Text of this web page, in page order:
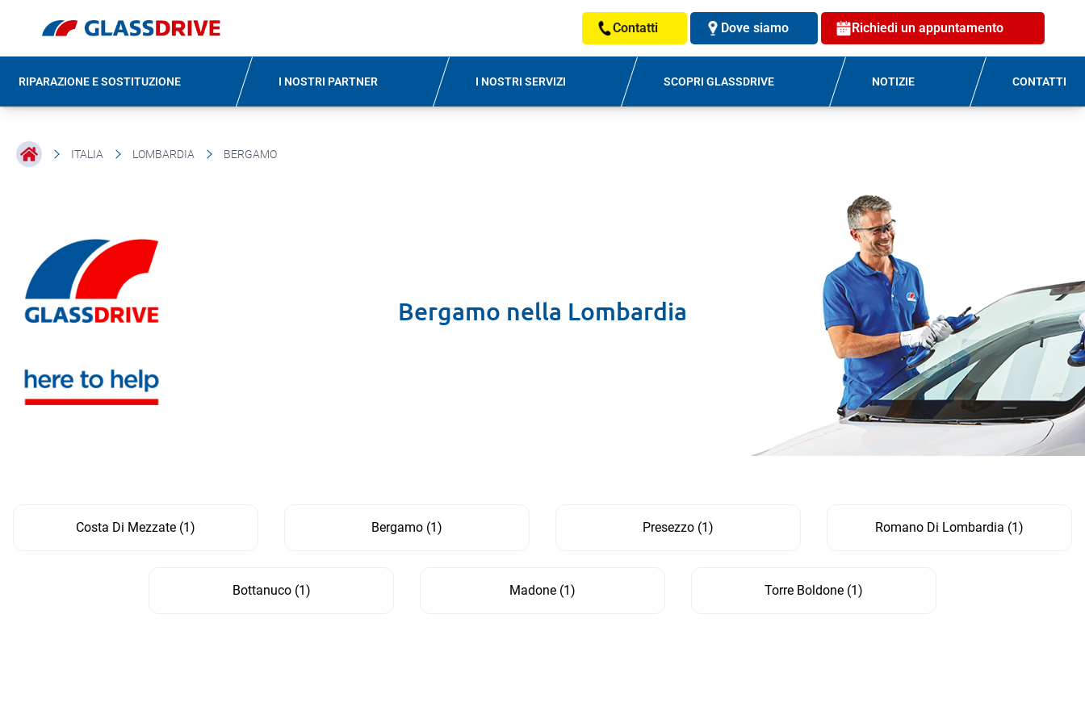
Contatti Dove siamo Richiedi un appuntamento
RIPARAZIONE E SOSTITUZIONE I NOSTRI PARTNER I NOSTRI SERVIZI SCOPRI GLASSDRIVE NOTIZIE CONTATTI
ITALIA LOMBARDIA BERGAMO
Bergamo nella Lombardia
Costa Di Mezzate (1) Bergamo (1) Presezzo (1) Romano Di Lombardia (1)
Bottanuco(1) Madone (1) Torre Boldone (1)